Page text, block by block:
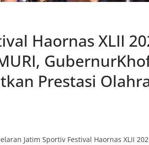
Haornas XLII
Prestasi
Jatim Sportiv Festival Haornas XLII